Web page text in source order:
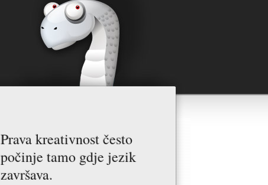
Prava kreativnost često
počinje tamo gdje jezik
završava.